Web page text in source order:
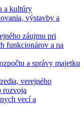
a kultúry
výstavby a
záujmu pri
funkcionárov a na
a správy majetku
verejného
rozvoja
vecí a